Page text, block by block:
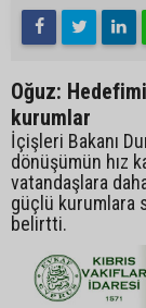
Oğuz:
kurumlar
İçişleri Bakanı
dönüşümün hız
vatandaşlara
güçlü kurumlara
belirtti.